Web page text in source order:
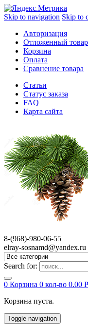
Skip to navigation Skip to
Авторизация
Отложенный товар
Корзина
Оплата
Сравнение товара
Статьи
Статус заказа
FAQ
Карта сайта
8-(968)-980-06-55
elray-sosnamd@yandex.ru
Search for:
0 Корзина 0 кол-во 0.00 Р
Корзина пуста.
Toggle navigation